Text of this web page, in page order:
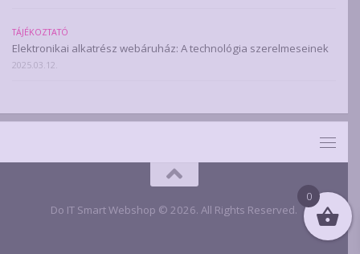
TÁJÉKOZTATÓ
Elektronikai alkatrész webáruház: A technológia szerelmeseinek
2025.03.12.
Do IT Smart Webshop © 2026. All Rights Reserved.
0